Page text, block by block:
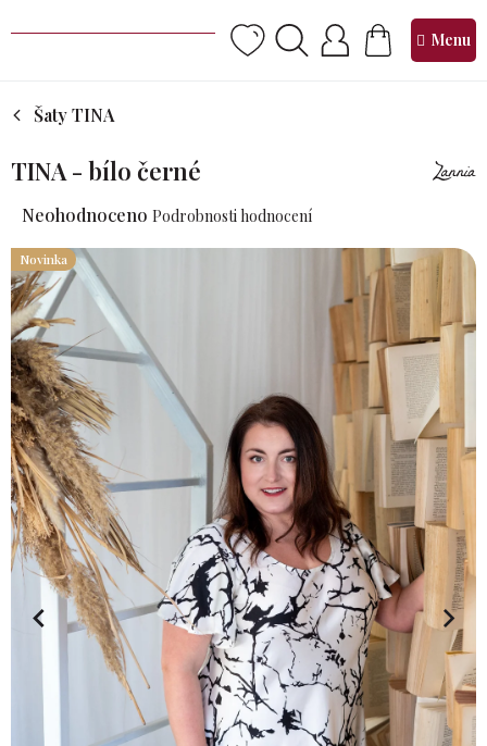
na
NÁKUPNÍ
KOŠÍK
Šaty TINA
TINA - bílo černé
Průměrné
produktu
je
0,0
z 5
hvězdiček.
Neohodnoceno Podrobnosti hodnocení
Novinka